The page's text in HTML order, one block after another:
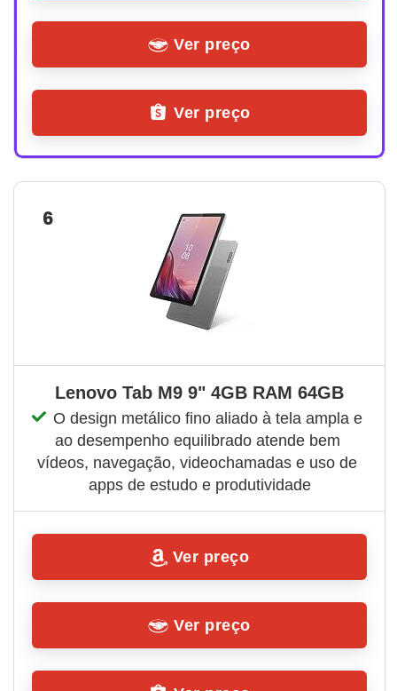
Ver preço
Ver preço
6
Lenovo Tab M9 9" 4GB RAM 64GB
O design metálico fino aliado à tela ampla e
ao desempenho equilibrado atende bem
vídeos, navegação, videochamadas e uso de
apps de estudo e produtividade
Ver preço
Ver preço